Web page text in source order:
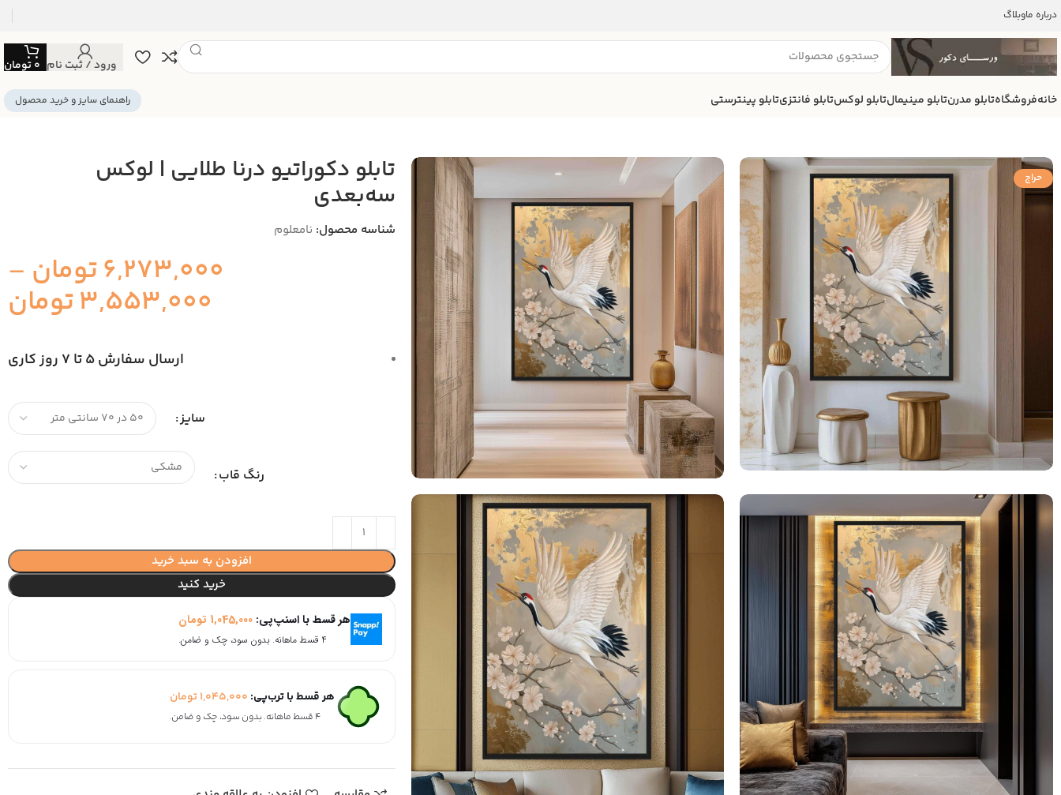
درباره ماوبلاگ
ورود / ثبت نام 0تومان
خانهفروشگاهتابلو مدرنتابلو مینیمالتابلو لوکستابلو فانتزیتابلو پینترستی راهنمای سایز و خرید محصول
حراج تابلو دکوراتیو درنا طلایی | لوکس
سه‌بعدی
شناسه محصول: نامعلوم
6,273,000تومان –
3,553,000تومان
ارسال سفارش 5 تا 7 روز کاری
سایز
رنگ قاب
افزودن به سبد خرید
خرید کنید
هر قسط با اسنپ‌پی:1,045,000 تومان
۴ قسط ماهانه. بدون سود، چک و ضامن.
هر قسط با ترب‌پی: 1,045,000تومان
۴ قسط ماهانه. بدون سود، چک و ضامن.